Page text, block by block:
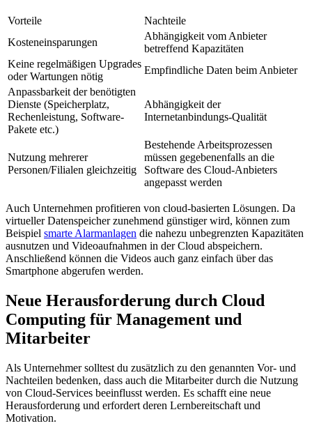
Vorteile
Nachteile
Kosteneinsparungen
Abhängigkeit vom Anbieter
betreffend Kapazitäten
Keine regelmäßigen Upgrades
oder Wartungen nötig
Empfindliche Daten beim Anbieter
Anpassbarkeit der benötigten
Dienste (Speicherplatz,
Rechenleistung, Software-
Pakete etc.)
Abhängigkeit der
Internetanbindungs-Qualität
Nutzung mehrerer
Personen/Filialen gleichzeitig
Bestehende Arbeitsprozessen
müssen gegebenenfalls an die
Software des Cloud-Anbieters
angepasst werden
Auch Unternehmen profitieren von cloud-basierten Lösungen. Da
virtueller Datenspeicher zunehmend günstiger wird, können zum
Beispiel smarte Alarmanlagen die nahezu unbegrenzten Kapazitäten
ausnutzen und Videoaufnahmen in der Cloud abspeichern.
Anschließend können die Videos auch ganz einfach über das
Smartphone abgerufen werden.
Neue Herausforderung durch Cloud
Computing für Management und
Mitarbeiter
Als Unternehmer solltest du zusätzlich zu den genannten Vor- und
Nachteilen bedenken, dass auch die Mitarbeiter durch die Nutzung
von Cloud-Services beeinflusst werden. Es schafft eine neue
Herausforderung und erfordert deren Lernbereitschaft und
Motivation.